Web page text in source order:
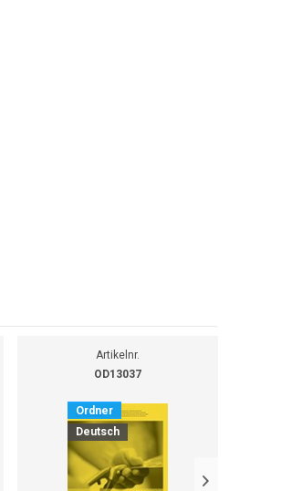
Artikelnr.
OD13037
Ordner
Deutsch